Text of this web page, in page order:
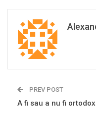
PREV POST
A fi sau a nu fi ortodox